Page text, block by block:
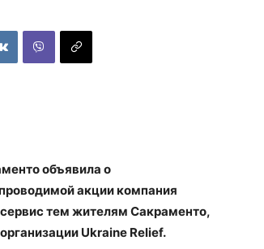
объявила о
акции компания
тем жителям Сакраменто,
Ukraine Relief.